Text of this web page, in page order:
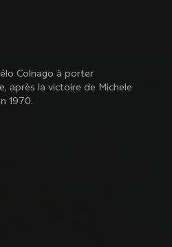
d’information
Colnago à porter
après la victoire de Michele
1970.